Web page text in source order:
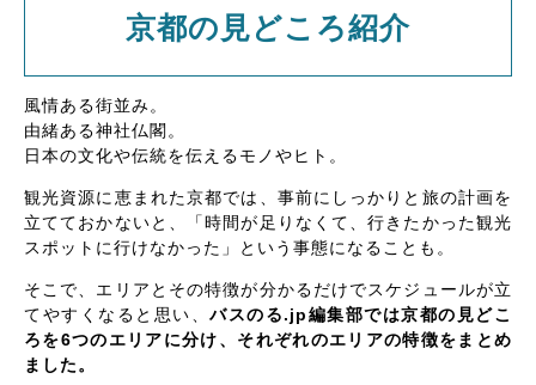
京都の見どころ紹介
風情ある街並み。
由緒ある神社仏閣。
日本の文化や伝統を伝えるモノやヒト。
観光資源に恵まれた京都では、事前にしっかりと旅の計画を
立てておかないと、「時間が足りなくて、行きたかった観光
スポットに行けなかった」という事態になることも。
そこで、エリアとその特徴が分かるだけでスケジュールが立
てやすくなると思い、バスのる.jp編集部では京都の見どこ
ろを6つのエリアに分け、それぞれのエリアの特徴をまとめ
ました。